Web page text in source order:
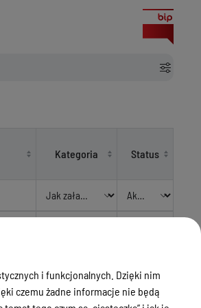
Kategoria Status
JZS - Rada
i funkcjonalnych. Dzięki nim
czemu żadne informacje nie będą